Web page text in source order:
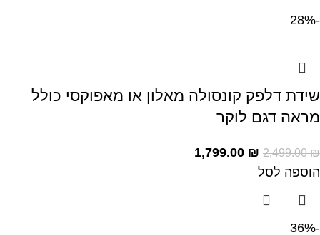
-28%
שידת דלפק קונסולה מאלון או מאפוקסי כולל
מראה דגם לוקר
2,499.00₪
1,799.00 ₪
הוספה לסל
-36%